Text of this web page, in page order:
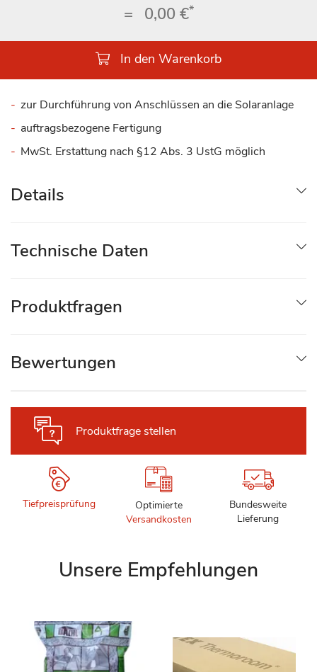
= 0,00 €*
In den Warenkorb
zur Durchführung von Anschlüssen an die Solaranlage
auftragsbezogene Fertigung
MwSt. Erstattung nach §12 Abs. 3 UstG möglich
Produktfrage stellen
Tiefpreisprüfung
Optimierte
Versandkosten
Bundesweite
Lieferung
Details
Technische Daten
Produktfragen
Bewertungen
Unsere Empfehlungen